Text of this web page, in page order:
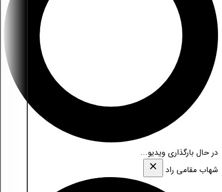
در حال بارگذاری ویدیو...
شهاب مقامی‌ راد